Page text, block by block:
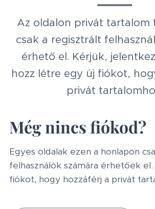
Az oldalon privát tartalom
csak a regisztrált
érhető el. Kérjük,
hozz létre egy új fiókot,
privát
Még nincs fiókod?
Egyes oldalak ezen a honlapon
felhasználók számára érhetőek
fiókot, hogy hozzáférj a privát